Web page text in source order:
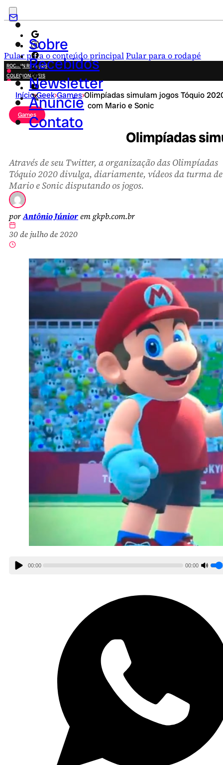
Pular para o conteúdo principalPular para o rodapé
Sobre
Recebidos
Newsletter
Anuncie
Contato
ROCK IN RIO 2026
COLECIONÁVEIS
FESTA JUNINA
NOVIDADES
CAMPANHAS CRIATIVAS
Início›Geek›Games›Olimpíadas simulam jogos Tóquio
com Mario e Sonic
Games
Olimpíadas
Através de seu Twitter, a organização das Olimpíadas
Tóquio 2020 divulga, diariamente, vídeos da turma de
Mario e Sonic disputando os jogos.
porAntônio Júniorem gkpb.com.br
30 de julho de 2020
00:00 00:00